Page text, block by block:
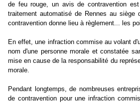
de feu rouge, un avis de contravention
traitement automatisé de Rennes au
contravention donne lieu à règlement... les
En effet, une infraction commise au volant
nom d'une personne morale et constatée
mise en cause de la responsabilité du
morale.
Pendant longtemps, de nombreuses
de contravention pour une infraction